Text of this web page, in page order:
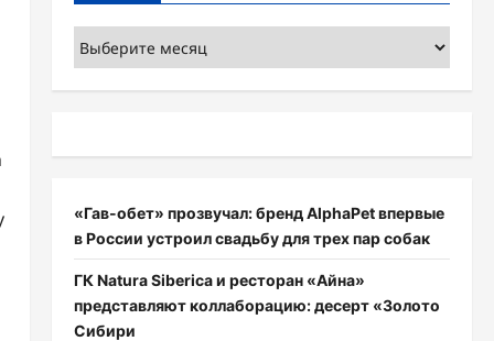
Архивы
«Гав-обет» прозвучал: бренд AlphaPet впервые
в России устроил свадьбу для трех пар собак
ГК Natura Siberica и ресторан «Айна»
представляют коллаборацию: десерт «Золото
Сибири